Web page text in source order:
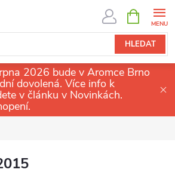
HLEDAT
NÁKUPNÍ
KOŠÍK
2026 bude v Aromce Brno
dovolená. Více info k
v článku v Novinkách.